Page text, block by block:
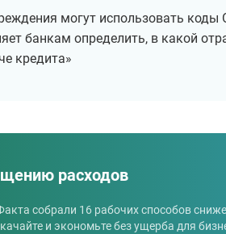
могут использовать
банкам определить, в какой
кредита»
расходов
собрали 16 рабочих способов
и экономьте без ущерба для